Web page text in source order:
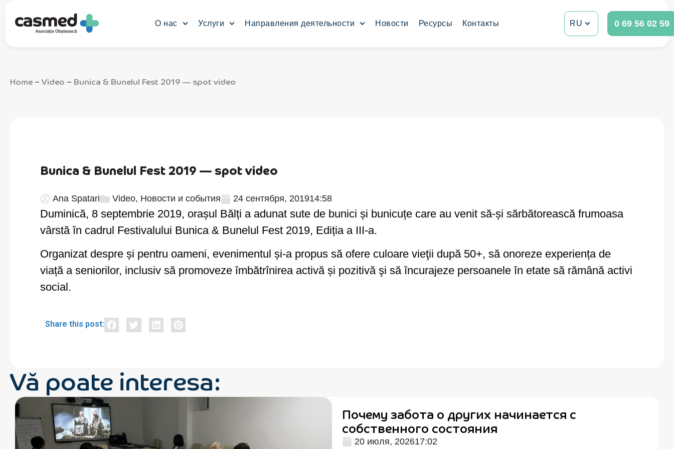
О нас Услуги Направления деятельности Новости Ресурсы Контакты RU 0 69 56 02 59
Home – Video – Bunica & Bunelul Fest 2019 — spot video
Bunica & Bunelul Fest 2019 — spot video
Ana Spatari Video, Новости и события 24 сентября, 201914:58
Duminică, 8 septembrie 2019, orașul Bălți a adunat sute de bunici și bunicuțe care au venit să-și sărbătorească frumoasa
vârstă în cadrul Festivalului Bunica & Bunelul Fest 2019, Ediția a III-a.
Organizat despre și pentru oameni, evenimentul și-a propus să ofere culoare vieţii după 50+, să onoreze experiența de
viață a seniorilor, inclusiv să promoveze îmbătrînirea activă și pozitivă şi să încurajeze persoanele în etate să rămână activi
social.
Share this post:
Vă poate interesa:
Почему забота о других начинается с
собственного состояния
20 июля, 202617:02